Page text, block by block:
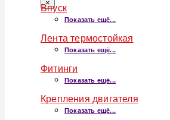
×
Впуск
Показать ещё...
Лента термостойкая
Показать ещё...
Фитинги
Показать ещё...
Крепления двигателя
Показать ещё...